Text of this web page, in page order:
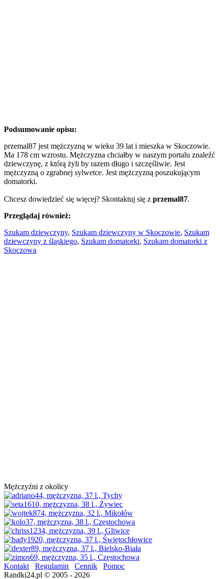
Podsumowanie opisu:
przemal87 jest mężczyzną w wieku 39 lat i mieszka w Skoczowie.
Ma 178 cm wzrostu. Mężczyzna chciałby w naszym portalu znaleźć
dziewczynę, z którą żyli by razem długo i szczęśliwie. Jest
mężczyzną o zgrabnej sylwetce. Jest mężczyzną poszukującym
domatorki.
Chcesz dowiedzieć się więcej? Skontaktuj się z przemal87.
Przeglądaj również:
Szukam dziewczyny, Szukam dziewczyny w Skoczowie, Szukam
dziewczyny z śląskiego, Szukam domatorki, Szukam domatorki z
Skoczowa
Mężczyźni z okolicy
Kontakt Regulamin Cennik
Pomoc
Randki24.pl © 2005 - 2026